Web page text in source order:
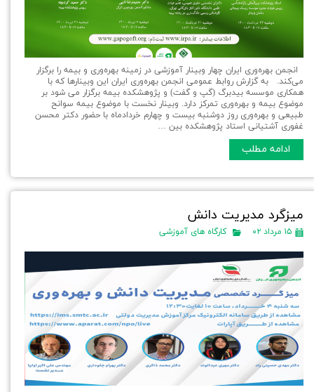
انجمن بهره‌وری ایران چهار وبینار آموزشی در زمينه بهره‌وری و بیمه را برگزار
می‌کند. به گزارش روابط عمومی انجمن بهره‌وری ایران این وبینارها که با
همکاری موسسه بیدبرگ (گپ و گفت) و پژوهشکده بیمه برگزار می شود بر
موضوع بیمه و بهره‌وری تمرکز دارد. وبینار نخست با موضوع بیمه سوانح
طبیعی و بهره‌وری روز دوشنبه بیست و چهارم خردادماه با حضور دکتر محسن
غفوری آشتیانی استاد پژوهشکده بین …
ادامه مطلب
میزگرد مدیریت دانش
۱۵ مرداد ۰۲ کارگاه های آموزشی